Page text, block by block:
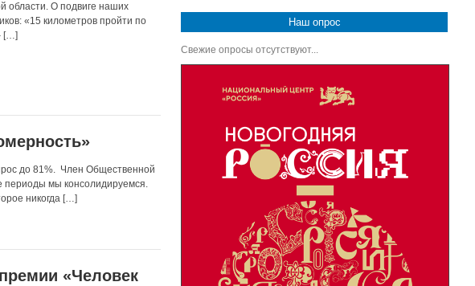
области. О подвиге наших
«15 километров пройти по
[…]
до 81%. Член Общественной
периоды мы консолидируемся.
никогда […]
«Человек
Наш опрос
Свежие опросы отсутствуют...